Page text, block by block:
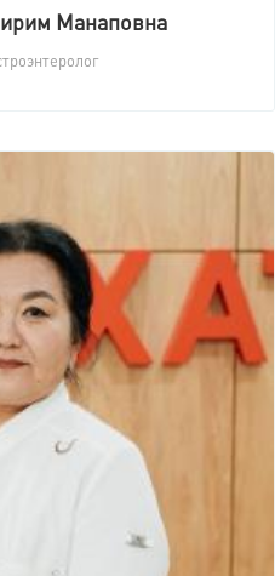
Манаповна